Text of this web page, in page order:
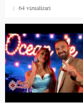
| 64 vizualizari